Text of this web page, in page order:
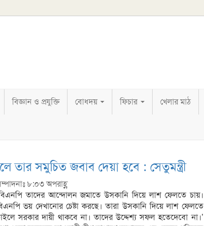
বিজ্ঞান ও প্রযুক্তি বোধদয় ফিচার খেলার মাঠ
সমুচিত জবাব দেয়া হবে : সেতুমন্ত্রী
৮:০৩ অপরাহ্ণ
তাদের আন্দোলন জমাতে উসকানি দিয়ে লাশ ফেলতে চায়।
ভয় দেখানোর চেষ্টা করছে। তারা উসকানি দিয়ে লাশ ফেলতে
সরকার দায়ী থাকবে না। তাদের উদ্দেশ্য সফল হতেদেবো না।’